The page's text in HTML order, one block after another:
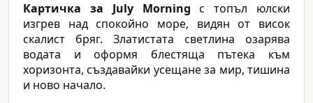
Картичка за July Morning с топъл юлски
изгрев над спокойно море, видян от висок
скалист бряг. Златистата светлина озарява
водата и оформя блестяща пътека към
хоризонта, създавайки усещане за мир, тишина
и ново начало.